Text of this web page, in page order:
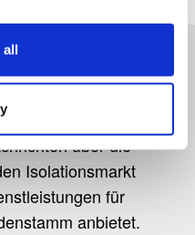
all
& stories
über die
Isolationsmarkt
für
anbietet.